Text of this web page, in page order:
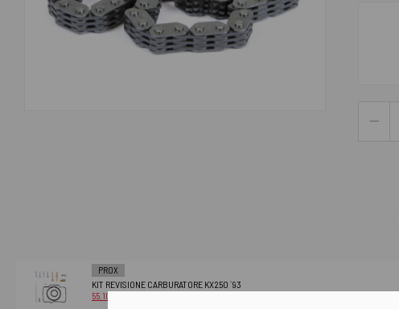
PROX
KIT REVISIONE CARBURATORE KX250 `93
55.10582